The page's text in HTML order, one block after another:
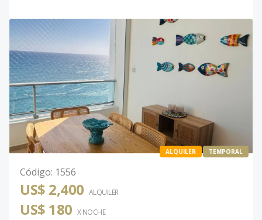
ALQUILER TEMPORAL
Código: 1556
US$ 2,400 ALQUILER
US$ 180 X NOCHE